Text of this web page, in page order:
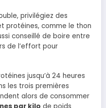
privilégiez des
protéines, comme le thon
conseillé de boire entre
de l’effort pour
jusqu’à 24 heures
les trois premières
alors de consommer